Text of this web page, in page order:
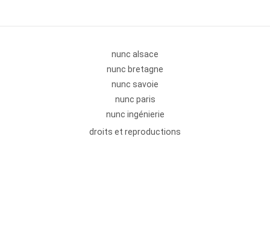
nunc alsace
nunc bretagne
nunc savoie
nunc paris
nunc ingénierie
droits et reproductions